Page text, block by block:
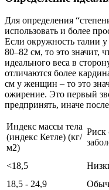
Для определения
использовать и более
Если окружность талии
80–82 см, то это значит,
идеального веса в
отличаются более
см у женщин – то это
ожирение. Это первый
предпринять, иначе
Индекс массы тела
(индекс Кетле) (кг/
м2)
Риск
<18,5
18,5 - 24,9